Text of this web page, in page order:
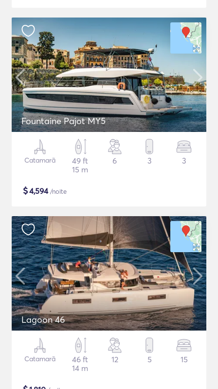
Fountaine Pajot MY5
Catamarã
49 ft
15 m
6 3 3
$4,594/noite
Lagoon 46
Catamarã
46 ft
14 m
12 5 15